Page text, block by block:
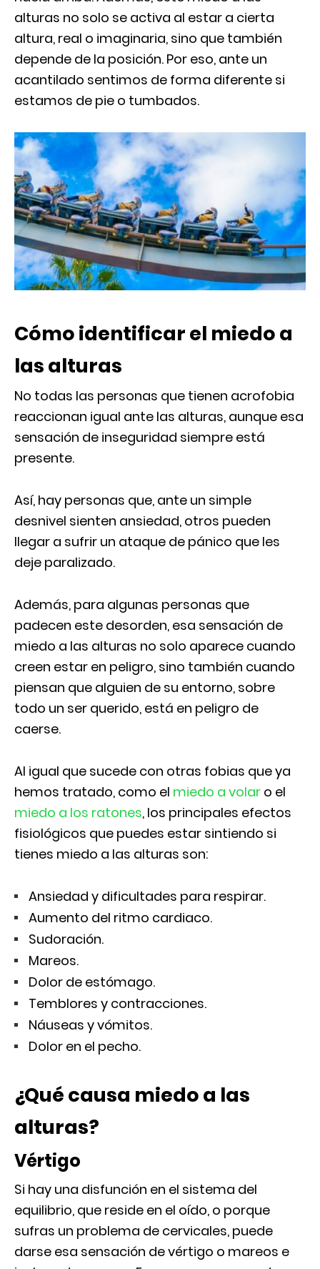
alturas no solo se activa al estar a cierta
altura, real o imaginaria, sino que también
depende de la posición. Por eso, ante un
acantilado sentimos de forma diferente si
estamos de pie o tumbados.
Cómo identificar el miedo a
las alturas
No todas las personas que tienen acrofobia
reaccionan igual ante las alturas, aunque esa
sensación de inseguridad siempre está
presente.
Así, hay personas que, ante un simple
desnivel sienten ansiedad, otros pueden
llegar a sufrir un ataque de pánico que les
deje paralizado.
Además, para algunas personas que
padecen este desorden, esa sensación de
miedo a las alturas no solo aparece cuando
creen estar en peligro, sino también cuando
piensan que alguien de su entorno, sobre
todo un ser querido, está en peligro de
caerse.
Al igual que sucede con otras fobias que ya
hemos tratado, como el miedo a volar o el
miedo a los ratones, los principales efectos
fisiológicos que puedes estar sintiendo si
tienes miedo a las alturas son:
Ansiedad y dificultades para respirar.
Aumento del ritmo cardiaco.
Sudoración.
Mareos.
Dolor de estómago.
Temblores y contracciones.
Náuseas y vómitos.
Dolor en el pecho.
¿Qué causa miedo a las
alturas?
Vértigo
Si hay una disfunción en el sistema del
equilibrio, que reside en el oído, o porque
sufras un problema de cervicales, puede
darse esa sensación de vértigo o mareos e